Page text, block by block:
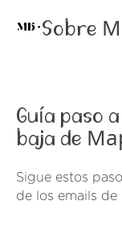
Sobre
Guía paso
baja de
Sigue estos
de los emails de